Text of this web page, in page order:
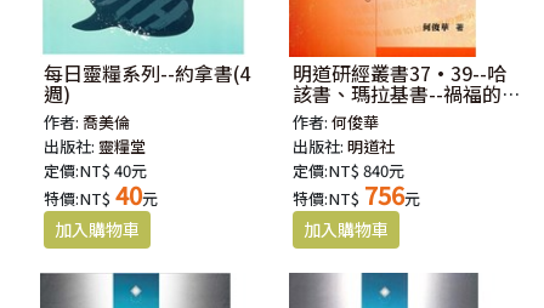
每日靈糧系列--約拿書(4
週)
作者:喬美倫
出版社: 靈糧堂
定價:NT$ 40元
特價:NT$ 40元
明道研經叢書37·39--哈
該書、瑪拉基書--禍福的逆
轉(附研習本)
作者:何俊華
出版社:明道社
定價:NT$ 840元
特價:NT$ 756元